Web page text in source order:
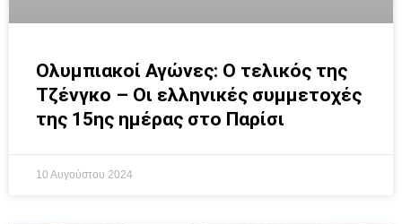
Ολυμπιακοί Αγώνες: Ο τελικός της
Τζένγκο – Οι ελληνικές συμμετοχές
της 15ης ημέρας στο Παρίσι
10 Αυγούστου 2024